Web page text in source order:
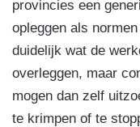
provincies een
opleggen als
duidelijk wat de
overleggen, maar
mogen dan zelf
te krimpen of te